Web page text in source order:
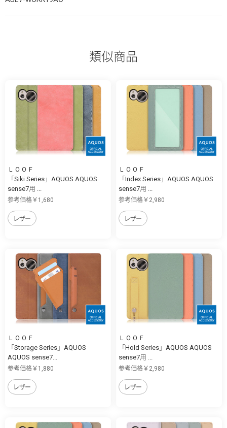
類似商品
ＬＯＯＦ
「Siki Series」AQUOS AQUOS
sense7用 ...
参考価格￥1,680
レザー
ＬＯＯＦ
「Index Series」AQUOS AQUOS
sense7用 ...
参考価格￥2,980
レザー
ＬＯＯＦ
「Storage Series」AQUOS
AQUOS sense7...
参考価格￥1,880
レザー
ＬＯＯＦ
「Hold Series」AQUOS AQUOS
sense7用 ...
参考価格￥2,980
レザー